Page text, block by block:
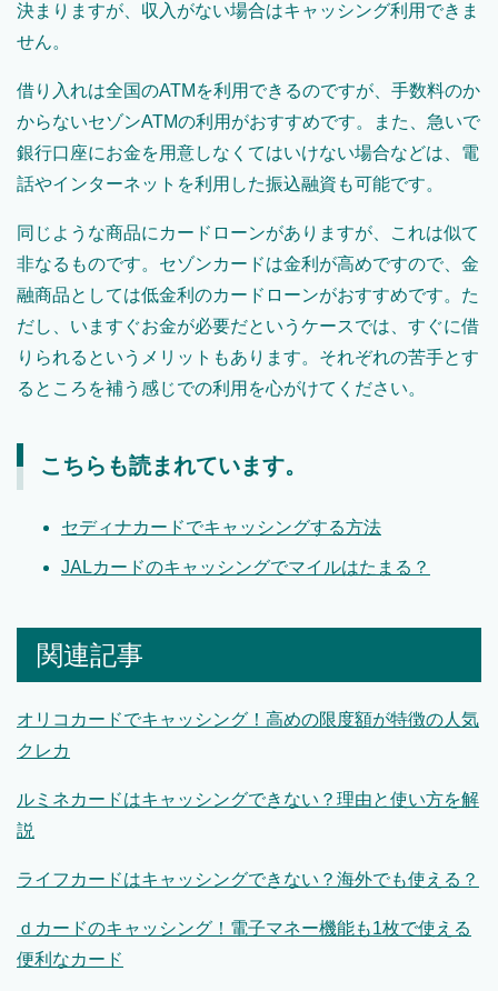
決まりますが、収入がない場合はキャッシング利用できま
せん。
借り入れは全国のATMを利用できるのですが、手数料のか
からないセゾンATMの利用がおすすめです。また、急いで
銀行口座にお金を用意しなくてはいけない場合などは、電
話やインターネットを利用した振込融資も可能です。
同じような商品にカードローンがありますが、これは似て
非なるものです。セゾンカードは金利が高めですので、金
融商品としては低金利のカードローンがおすすめです。た
だし、いますぐお金が必要だというケースでは、すぐに借
りられるというメリットもあります。それぞれの苦手とす
るところを補う感じでの利用を心がけてください。
こちらも読まれています。
セディナカードでキャッシングする方法
JALカードのキャッシングでマイルはたまる？
関連記事
オリコカードでキャッシング！高めの限度額が特徴の人気
クレカ
ルミネカードはキャッシングできない？理由と使い方を解
説
ライフカードはキャッシングできない？海外でも使える？
ｄカードのキャッシング！電子マネー機能も1枚で使える
便利なカード